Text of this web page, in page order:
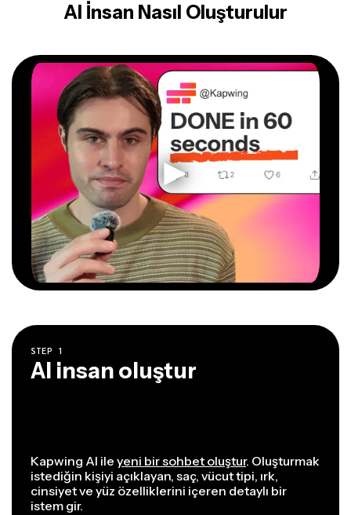
AI İnsan Nasıl Oluşturulur
STEP 1
AI insan oluştur
Kapwing AI ile yeni bir sohbet oluştur. Oluşturmak
istediğin kişiyi açıklayan, saç, vücut tipi, ırk,
cinsiyet ve yüz özelliklerini içeren detaylı bir
istem gir.